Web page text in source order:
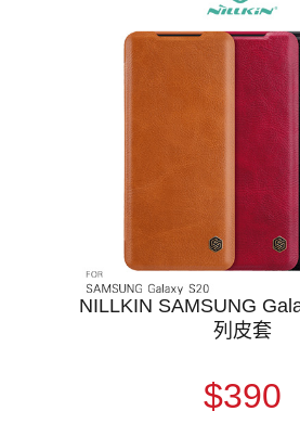
NILLKIN SAMSUNG
列皮套
$390